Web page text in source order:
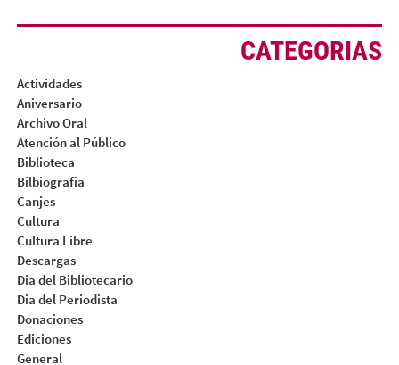
CATEGORIAS
Actividades
Aniversario
Archivo Oral
Atención al Público
Biblioteca
Bilbiografia
Canjes
Cultura
Cultura Libre
Descargas
Dia del Bibliotecario
Dia del Periodista
Donaciones
Ediciones
General